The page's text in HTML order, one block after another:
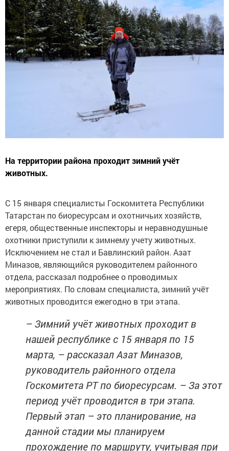
На территории района проходит зимний учёт
животных.
С 15 января специалисты Госкомитета Республики
Татарстан по биоресурсам и охотничьих хозяйств,
егеря, общественные инспекторы и неравнодушные
охотники приступили к зимнему учету животных.
Исключением не стал и Бавлинский район. Азат
Миназов, являющийся руководителем районного
отдела, рассказал подробнее о проводимых
мероприятиях. По словам специалиста, зимний учёт
животных проводится ежегодно в три этапа.
– Зимний учёт животных проходит в
нашей республике с 15 января по 15
марта, – рассказал Азат Миназов,
руководитель районного отдела
Госкомитета РТ по биоресурсам. – За этот
период учёт проводится в три этапа.
Первый этап – это планирование, на
данной стадии мы планируем
прохождение по маршруту, учитывая при